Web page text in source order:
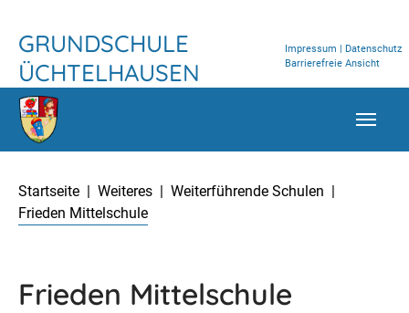
GRUNDSCHULE
ÜCHTELHAUSEN
Impressum | Datenschutz
Barrierefreie Ansicht
Startseite
Weiteres
Weiterführende Schulen
Frieden Mittelschule
Frieden Mittelschule